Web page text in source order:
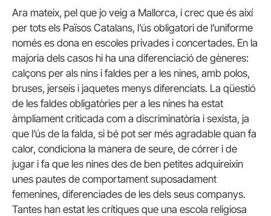
Ara mateix, pel que jo veig a Mallorca, i crec que és així
per tots els Països Catalans, l’ús obligatori de l’uniforme
només es dona en escoles privades i concertades. En la
majoria dels casos hi ha una diferenciació de gèneres:
calçons per als nins i faldes per a les nines, amb polos,
bruses, jerseis i jaquetes menys diferenciats. La qüestió
de les faldes obligatòries per a les nines ha estat
àmpliament criticada com a discriminatòria i sexista, ja
que l’ús de la falda, si bé pot ser més agradable quan fa
calor, condiciona la manera de seure, de córrer i de
jugar i fa que les nines des de ben petites adquireixin
unes pautes de comportament suposadament
femenines, diferenciades de les dels seus companys.
Tantes han estat les crítiques que una escola religiosa